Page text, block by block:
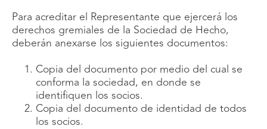
Para acreditar el Representante que ejercerá los
derechos gremiales de la Sociedad de Hecho,
deberán anexarse los siguientes documentos:
Copia del documento por medio del cual se
conforma la sociedad, en donde se
identifiquen los socios.
Copia del documento de identidad de todos
los socios.